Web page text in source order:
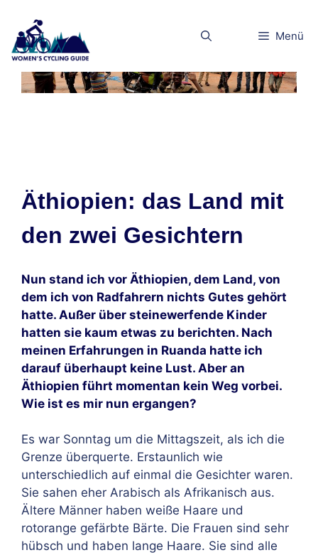
Inhalt
springen
Menü
Äthiopien: das Land mit
den zwei Gesichtern
Nun stand ich vor Äthiopien, dem Land, von
dem ich von Radfahrern nichts Gutes gehört
hatte. Außer über steinewerfende Kinder
hatten sie kaum etwas zu berichten. Nach
meinen Erfahrungen in Ruanda hatte ich
darauf überhaupt keine Lust. Aber an
Äthiopien führt momentan kein Weg vorbei.
Wie ist es mir nun ergangen?
Es war Sonntag um die Mittagszeit, als ich die
Grenze überquerte. Erstaunlich wie
unterschiedlich auf einmal die Gesichter waren.
Sie sahen eher Arabisch als Afrikanisch aus.
Ältere Männer haben weiße Haare und
rotorange gefärbte Bärte. Die Frauen sind sehr
hübsch und haben lange Haare. Sie sind alle